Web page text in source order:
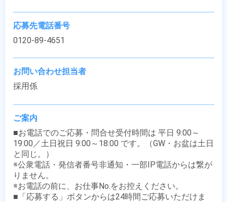
応募先電話番号
0120-89-4651
お問い合わせ担当者
採用係
ご案内
■お電話でのご応募・問合せ受付時間は 平日 9:00～
19:00／土日祝日 9:00～18:00 です。（GW・お盆は土日
と同じ。）
※公衆電話・発信者番号非通知・一部IP電話からは繋が
りません。
※お電話の前に、お仕事No.をお控えください。
■「応募する」ボタンからは24時間ご応募いただけま